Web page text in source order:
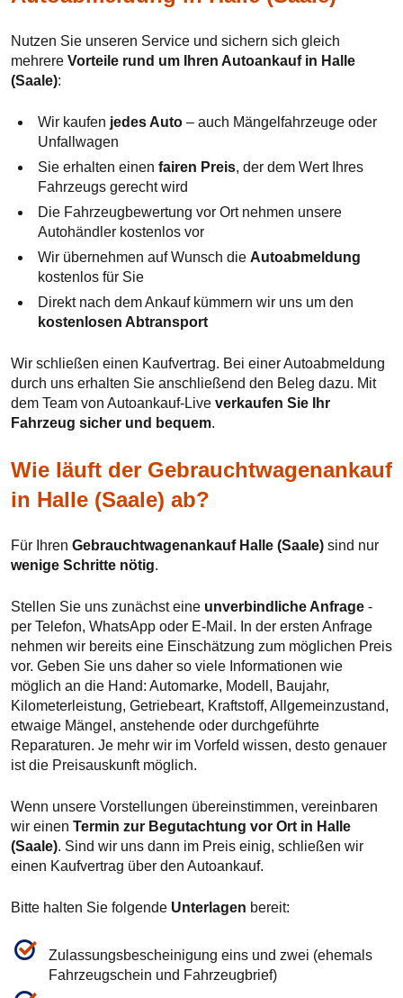
Nutzen Sie unseren Service und sichern sich gleich
mehrere Vorteile rund um Ihren Autoankauf in Halle
(Saale):
Wir kaufen jedes Auto – auch Mängelfahrzeuge oder
Unfallwagen
Sie erhalten einen fairen Preis, der dem Wert Ihres
Fahrzeugs gerecht wird
Die Fahrzeugbewertung vor Ort nehmen unsere
Autohändler kostenlos vor
Wir übernehmen auf Wunsch die Autoabmeldung
kostenlos für Sie
Direkt nach dem Ankauf kümmern wir uns um den
kostenlosen Abtransport
Wir schließen einen Kaufvertrag. Bei einer Autoabmeldung
durch uns erhalten Sie anschließend den Beleg dazu. Mit
dem Team von Autoankauf-Live verkaufen Sie Ihr
Fahrzeug sicher und bequem.
Wie läuft der Gebrauchtwagenankauf
in Halle (Saale) ab?
Für Ihren Gebrauchtwagenankauf Halle (Saale) sind nur
wenige Schritte nötig.
Stellen Sie uns zunächst eine unverbindliche Anfrage -
per Telefon, WhatsApp oder E-Mail. In der ersten Anfrage
nehmen wir bereits eine Einschätzung zum möglichen Preis
vor. Geben Sie uns daher so viele Informationen wie
möglich an die Hand: Automarke, Modell, Baujahr,
Kilometerleistung, Getriebeart, Kraftstoff, Allgemeinzustand,
etwaige Mängel, anstehende oder durchgeführte
Reparaturen. Je mehr wir im Vorfeld wissen, desto genauer
ist die Preisauskunft möglich.
Wenn unsere Vorstellungen übereinstimmen, vereinbaren
wir einen Termin zur Begutachtung vor Ort in Halle
(Saale). Sind wir uns dann im Preis einig, schließen wir
einen Kaufvertrag über den Autoankauf.
Bitte halten Sie folgende Unterlagen bereit:
Zulassungsbescheinigung eins und zwei (ehemals
Fahrzeugschein und Fahrzeugbrief)